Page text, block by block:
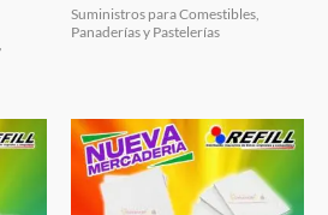
Suministros para Comestibles,
Panaderías y Pastelerías